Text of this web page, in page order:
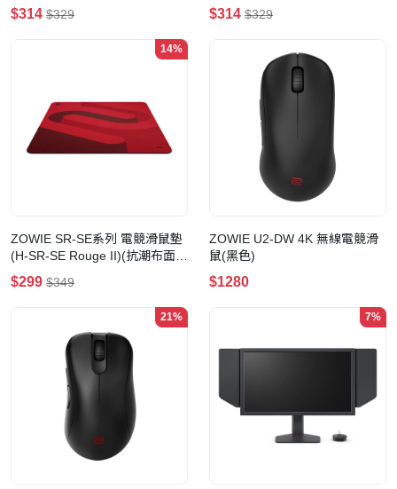
彩色印刷-L-紅色)
$314 $329 $314 $329
14%
ZOWIE SR-SE系列 電競滑鼠墊
(H-SR-SE Rouge II)(抗潮布面彩
色印刷-XL-紅色)
$299 $349
ZOWIE U2-DW 4K 無線電競滑
鼠(黑色)
$1280
21% 7%